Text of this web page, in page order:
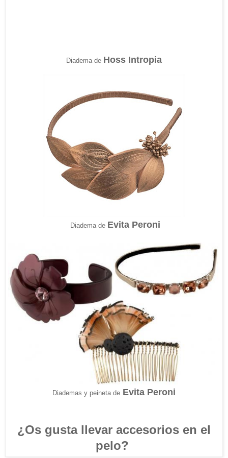
Diadema de Hoss Intropia
Diadema de Evita Peroni
Diademas y peineta de Evita Peroni
¿Os gusta llevar accesorios en el
pelo?